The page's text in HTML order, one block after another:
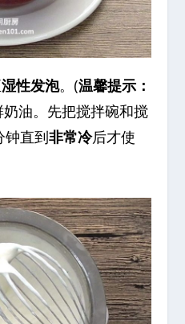
湿性发泡。(温馨提示：
油。先把搅拌碗和搅
钟直到非常冷后才使